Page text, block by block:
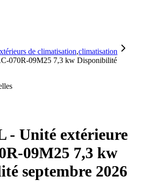
de climatisation,climatisation
070R-09M25 7,3 kw Disponibilité
- Unité extérieure
09M25 7,3 kw
septembre 2026